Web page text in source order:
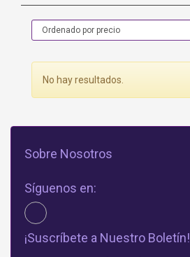
No hay resultados.
Sobre Nosotros
Síguenos en:
¡Suscríbete a Nuestro Boletín!